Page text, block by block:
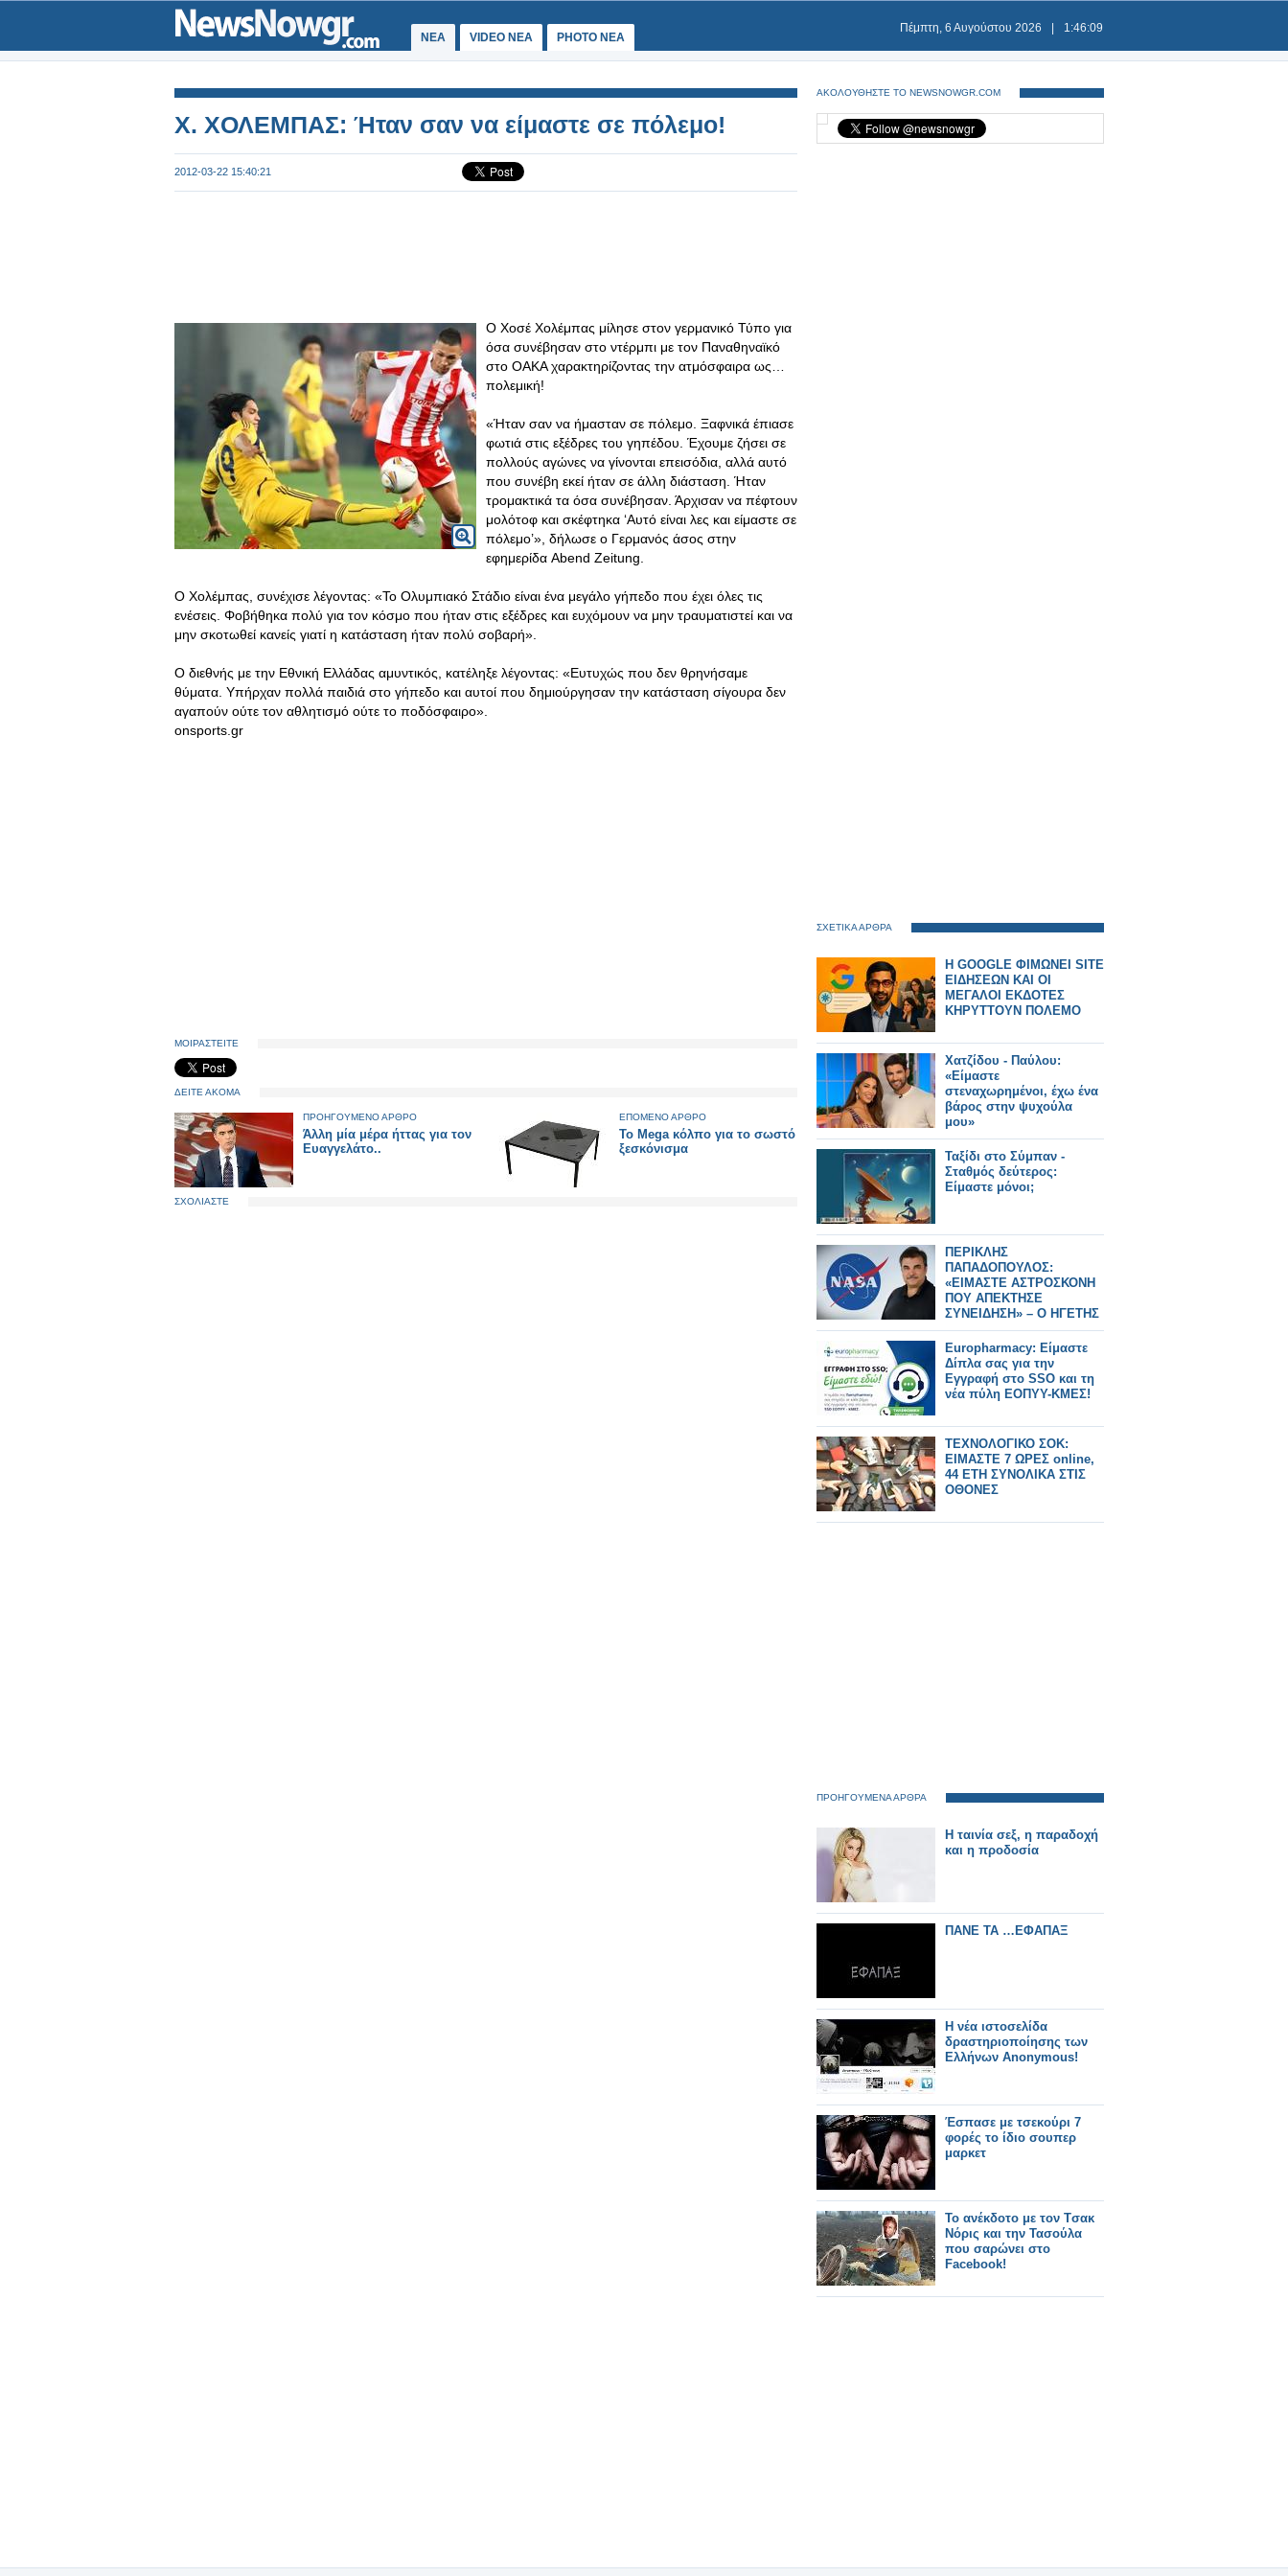
ΝΕΑ VIDEO NEA PHOTO NEA
Πέμπτη, 6 Αυγούστου 2026 1:46:09
Χ. ΧΟΛΕΜΠΑΣ: Ήταν σαν να είμαστε σε πόλεμο!
2012-03-22 15:40:21
Ο Χοσέ Χολέμπας μίλησε στον γερμανικό Τύπο για
όσα συνέβησαν στο ντέρμπι με τον Παναθηναϊκό
στο ΟΑΚΑ χαρακτηρίζοντας την ατμόσφαιρα ως…
πολεμική!
«Ήταν σαν να ήμασταν σε πόλεμο. Ξαφνικά έπιασε
φωτιά στις εξέδρες του γηπέδου. Έχουμε ζήσει σε
πολλούς αγώνες να γίνονται επεισόδια, αλλά αυτό
που συνέβη εκεί ήταν σε άλλη διάσταση. Ήταν
τρομακτικά τα όσα συνέβησαν. Άρχισαν να πέφτουν
μολότοφ και σκέφτηκα ‘Αυτό είναι λες και είμαστε σε
πόλεμο’», δήλωσε ο Γερμανός άσος στην
εφημερίδα Abend Zeitung.
Ο Χολέμπας, συνέχισε λέγοντας: «Το Ολυμπιακό Στάδιο είναι ένα μεγάλο γήπεδο που έχει όλες τις
ενέσεις. Φοβήθηκα πολύ για τον κόσμο που ήταν στις εξέδρες και ευχόμουν να μην τραυματιστεί και να
μην σκοτωθεί κανείς γιατί η κατάσταση ήταν πολύ σοβαρή».
Ο διεθνής με την Εθνική Ελλάδας αμυντικός, κατέληξε λέγοντας: «Ευτυχώς που δεν θρηνήσαμε
θύματα. Υπήρχαν πολλά παιδιά στο γήπεδο και αυτοί που δημιούργησαν την κατάσταση σίγουρα δεν
αγαπούν ούτε τον αθλητισμό ούτε το ποδόσφαιρο».
onsports.gr
ΜΟΙΡΑΣΤΕΙΤΕ
ΔΕΙΤΕ ΑΚΟΜΑ
ΠΡΟΗΓΟΥΜΕΝΟ ΑΡΘΡΟ
Άλλη μία μέρα ήττας για τον
Ευαγγελάτο..
ΕΠΟΜΕΝΟ ΑΡΘΡΟ
Το Mega κόλπο για το σωστό
ξεσκόνισμα
ΣΧΟΛΙΑΣΤΕ
ΑΚΟΛΟΥΘΗΣΤΕ ΤΟ NEWSNOWGR.COM
ΣΧΕΤΙΚΑ ΑΡΘΡΑ
H GOOGLE ΦΙΜΩΝΕΙ SITE
ΕΙΔΗΣΕΩΝ ΚΑΙ ΟΙ
ΜΕΓΑΛΟΙ ΕΚΔΟΤΕΣ
ΚΗΡΥΤΤΟΥΝ ΠΟΛΕΜΟ
Χατζίδου - Παύλου:
«Είμαστε
στεναχωρημένοι, έχω ένα
βάρος στην ψυχούλα
μου»
Ταξίδι στο Σύμπαν -
Σταθμός δεύτερος:
Είμαστε μόνοι;
ΠΕΡΙΚΛΗΣ
ΠΑΠΑΔΟΠΟΥΛΟΣ:
«ΕΙΜΑΣΤΕ ΑΣΤΡΟΣΚΟΝΗ
ΠΟΥ ΑΠΕΚΤΗΣΕ
ΣΥΝΕΙΔΗΣΗ» – Ο ΗΓΕΤΗΣ
ΤΗΣ NASA ΠΙΣΩ ΑΠΟ ΤΟ
Artemis II
Europharmacy: Είμαστε
Δίπλα σας για την
Εγγραφή στο SSO και τη
νέα πύλη ΕΟΠΥΥ-ΚΜΕΣ!
ΤΕΧΝΟΛΟΓΙΚΟ ΣΟΚ:
ΕΙΜΑΣΤΕ 7 ΩΡΕΣ online,
44 ΕΤΗ ΣΥΝΟΛΙΚΑ ΣΤΙΣ
ΟΘΟΝΕΣ
ΠΡΟΗΓΟΥΜΕΝΑ ΑΡΘΡΑ
Η ταινία σεξ, η παραδοχή
και η προδοσία
ΠΑΝΕ ΤΑ …ΕΦΑΠΑΞ
Η νέα ιστοσελίδα
δραστηριοποίησης των
Ελλήνων Anonymous!
Έσπασε με τσεκούρι 7
φορές το ίδιο σουπερ
μαρκετ
Το ανέκδοτο με τον Tσακ
Νόρις και την Τασούλα
που σαρώνει στο
Facebook!